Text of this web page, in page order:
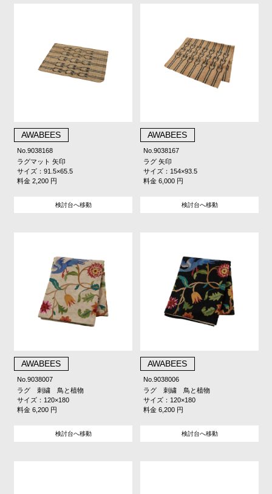
AWABEES
No.9038168
ラグマット 矢印
サイズ：91.5×65.5
料金 2,200 円
検討台へ移動
AWABEES
No.9038167
ラグ 矢印
サイズ：154×93.5
料金 6,000 円
検討台へ移動
AWABEES
No.9038007
ラグ 刺繍 鳥と植物
サイズ：120×180
料金 6,200 円
検討台へ移動
AWABEES
No.9038006
ラグ 刺繍 鳥と植物
サイズ：120×180
料金 6,200 円
検討台へ移動